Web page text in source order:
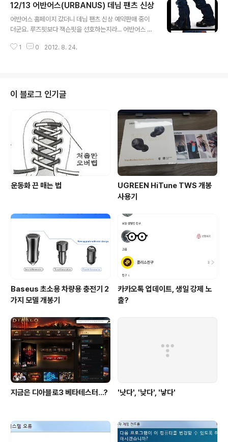
금 내고 기본패키지로 업그레이드할 수 있는 걸로 알고 있구요, 지난 시즌에 시
즌권 구매했던 분들은 2년차 2만원, 3년차 3만원 할인 혜택이 있습니다. 30일
이후 용평리조트 홈페이지(http://www...
12/13 어반어스(URBANUS) 데님 팬츠 신상
어반어스 홈페이지 갔더니 데님 팬츠 신상 예약판매 중이
더군요. 루즈핏보다 잭슨핏을 선호하는지라... 어반어스 제
찮은 제품 많은 것 같습니다 ^^ 개인적으로 맘에 드는건 EV
1 0 2012. 8. 24.
이 블로그 인기글
운동화 끈 매는 법
UGREEN HiTune TWS 개봉
사용기
Baseus 초소용 차량용 충전기 2
가지 모델 개봉기
카카오톡 업데이트, 생일 강제 노
출?
지금은 디아블로3 베타테스터...? '낫다', '낮다', '낳다'